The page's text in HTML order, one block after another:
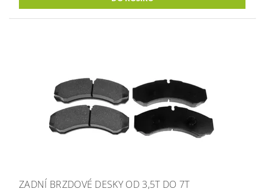
ZADNÍ BRZDOVÉ DESKY OD 3,5T DO 7T